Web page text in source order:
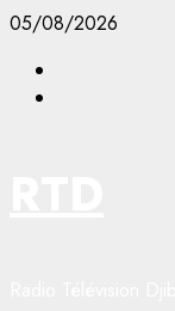
Aller
contenu
05/08/2026